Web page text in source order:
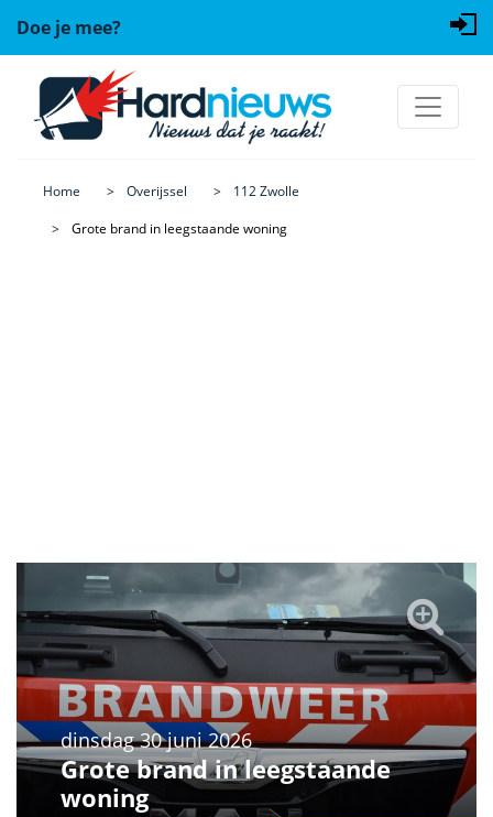
Doe je mee?
Home Overijssel
112 Zwolle
Grote brand in leegstaande woning
dinsdag 30 juni 2026
Grote brand in leegstaande
woning